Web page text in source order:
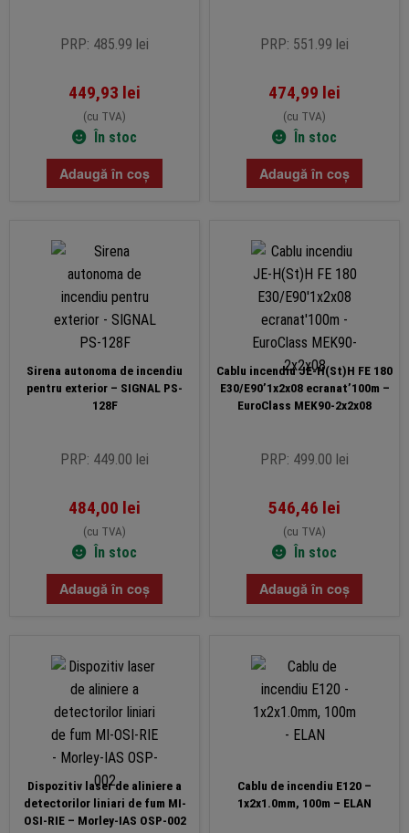
PRP: 485.99 lei
449,93 lei
(cu TVA)
În stoc
Adaugă în coș
PRP: 551.99 lei
474,99 lei
(cu TVA)
În stoc
Adaugă în coș
Sirena autonoma de incendiu
pentru exterior – SIGNAL PS-
128F
PRP: 449.00 lei
484,00 lei
(cu TVA)
În stoc
Adaugă în coș
Cablu incendiu JE-H(St)H FE 180
E30/E90’1x2x08 ecranat’100m –
EuroClass MEK90-2x2x08
PRP: 499.00 lei
546,46 lei
(cu TVA)
În stoc
Adaugă în coș
Dispozitiv laser de aliniere a
detectorilor liniari de fum MI-
OSI-RIE – Morley-IAS OSP-002
Cablu de incendiu E120 –
1x2x1.0mm, 100m – ELAN